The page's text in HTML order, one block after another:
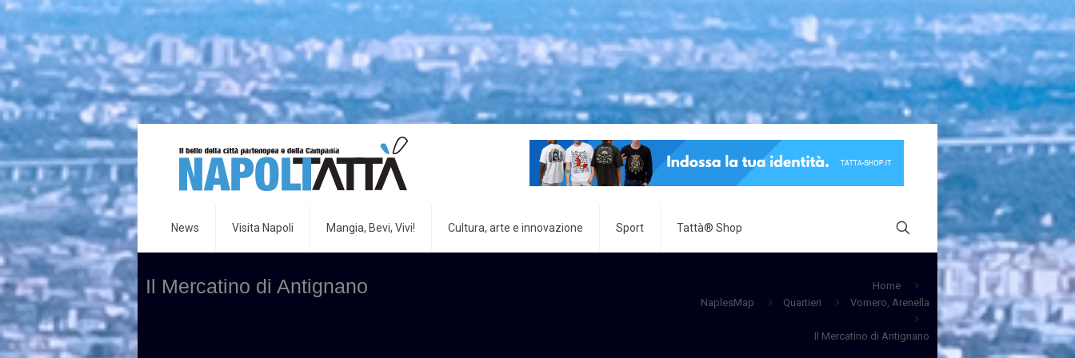
News Visita Napoli Mangia, Bevi, Vivi! Cultura, arte e innovazione Sport Tattà® Shop
Il Mercatino di Antignano
Home
NaplesMap
Quartieri Vomero, Arenella
Il Mercatino di Antignano